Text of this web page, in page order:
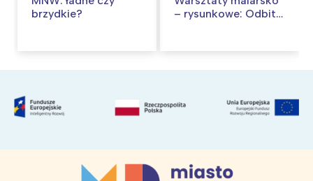
brzydkie?
– rysunkowe: Odbite